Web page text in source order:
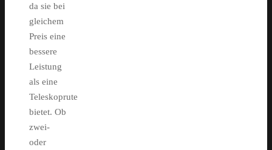
da sie bei
gleichem
Preis eine
bessere
Leistung
als eine
Teleskoprute
bietet. Ob
zwei-
oder